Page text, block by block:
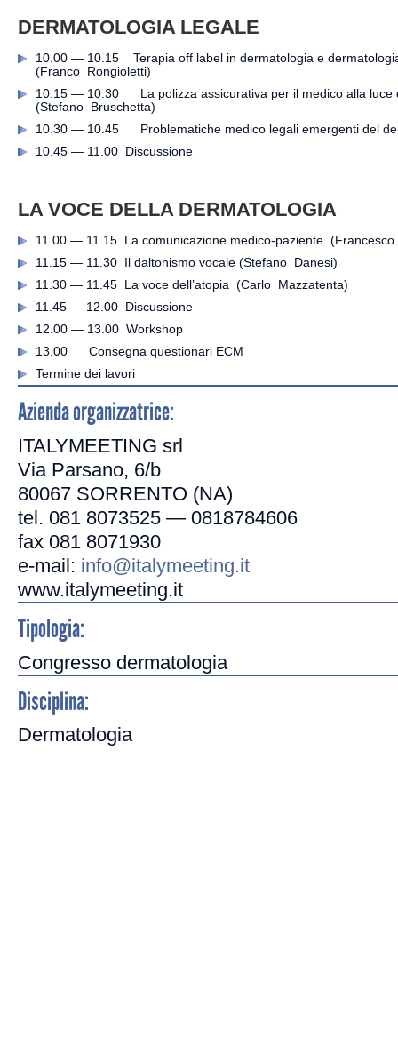
DERMATOLOGIA LEGALE
10.00 — 10.15 Terapia off label in dermatologia e
(Franco Rongioletti)
10.15 — 10.30 La polizza assicurativa per il medico alla luce
(Stefano Bruschetta)
10.30 — 10.45 Problematiche medico legali emergenti del
10.45 — 11.00 Discussione
LA VOCE DELLA DERMATOLOGIA
11.00 — 11.15 La comunicazione medico-paziente
11.15 — 11.30 Il daltonismo vocale (Stefano Danesi)
11.30 — 11.45 La voce dell’atopia (Carlo Mazzatenta)
11.45 — 12.00 Discussione
12.00 — 13.00 Workshop
13.00 Consegna questionari ECM
Termine dei lavori
Azienda organizzatrice:
ITALYMEETING srl
Via Parsano, 6/b
80067 SORRENTO (NA)
tel. 081 8073525 — 0818784606
fax 081 8071930
e-mail: info@italymeeting.it
www.italymeeting.it
Tipologia:
Congresso dermatologia
Disciplina:
Dermatologia